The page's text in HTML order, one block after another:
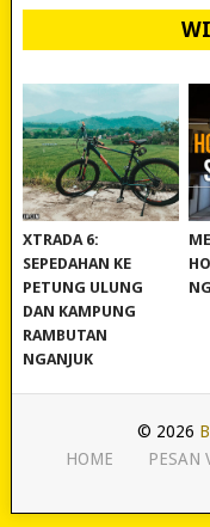
REVIEW POLYGON
XTRADA 6:
SEPEDAHAN KE
PETUNG ULUNG
DAN KAMPUNG
RAMBUTAN
NGANJUK
© 2026
HOME
PESAN